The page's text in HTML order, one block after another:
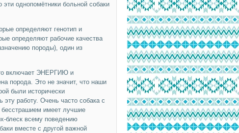
эти однопомётники больной собаки
определяют генотип и
определяют рабочие качества
породы), один из
включает ЭНЕРГИЮ и
порода. Это не значит, что наши
были исторически
работу. Очень часто собака с
бесстрашием имеет лучшие
блеск всему поведению
вместе с другой важной